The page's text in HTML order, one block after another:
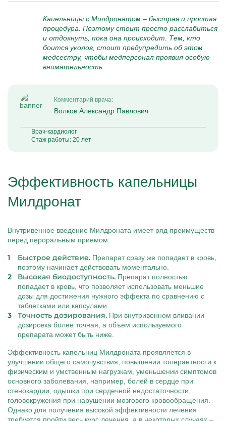
Капельницы с Милдронатом – быстрая и простая
процедура. Поэтому стоит просто расслабиться
и отдохнуть, пока она происходит. Тем, кто
боится уколов, стоит предупредить об этом
медсестру, чтобы медперсонал проявил особую
внимательность.
Комментарий врача:
Волков Александр Павлович
Врач-кардиолог
Стаж работы: 20 лет
Эффективность капельницы
Милдронат
Внутривенное введение Милдроната имеет ряд преимуществ
перед пероральным приемом:
Быстрое действие. Препарат сразу же попадает в кровь,
поэтому начинает действовать моментально.
Высокая биодоступность. Препарат полностью
попадает в кровь, что позволяет использовать меньшие
дозы для достижения нужного эффекта по сравнению с
таблетками или капсулами.
Точность дозирования. При внутривенном вливании
дозировка более точная, а объем используемого
препарата может быть ниже.
Эффективность капельниц Милдроната проявляется в
улучшении общего самочувствия, повышении толерантности к
физическим и умственным нагрузкам, уменьшении симптомов
основного заболевания, например, болей в сердце при
стенокардии, одышки при сердечной недостаточности,
головокружения при нарушении мозгового кровообращения.
Однако для получения высокой эффективности лечения